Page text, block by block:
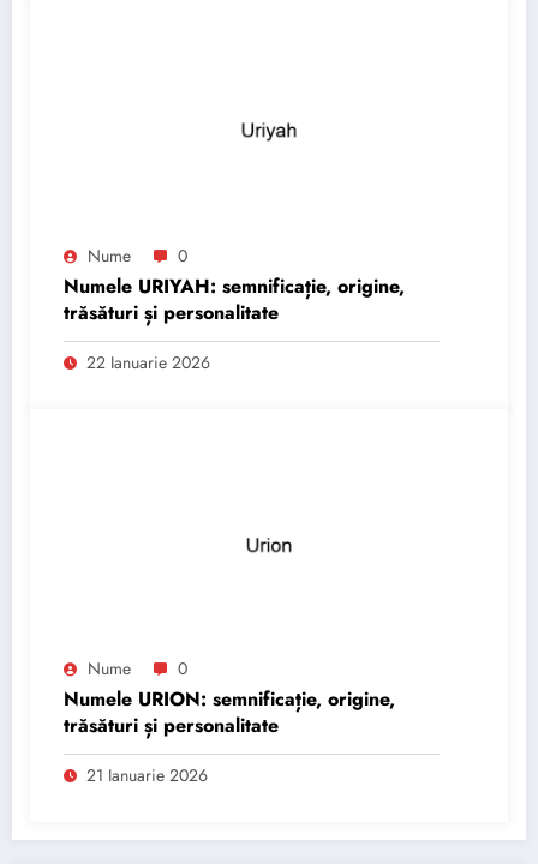
Nume 0
Numele URIYAH: semnificație, origine,
trăsături și personalitate
22 Ianuarie 2026
Nume 0
Numele URION: semnificație, origine,
trăsături și personalitate
21 Ianuarie 2026